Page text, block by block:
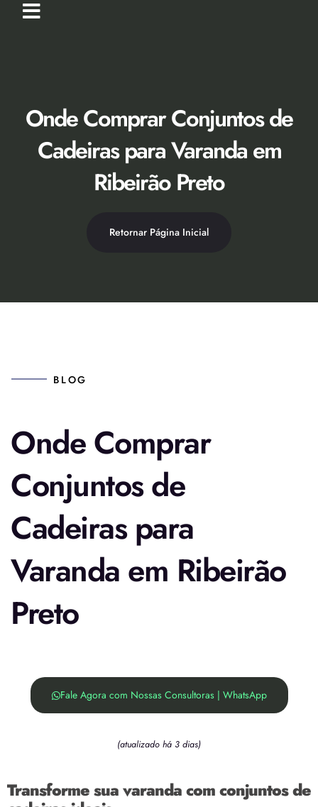
Onde Comprar Conjuntos de
Cadeiras para Varanda em
Ribeirão Preto
Retornar Página Inicial
BLOG
Onde Comprar
Conjuntos de
Cadeiras para
Varanda em Ribeirão
Preto
Fale Agora com Nossas Consultoras | WhatsApp
(atualizado há 3 dias)
Transforme sua varanda com conjuntos de